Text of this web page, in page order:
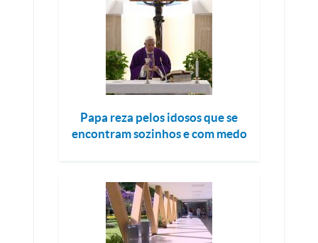
Papa reza pelos idosos que se
encontram sozinhos e com medo